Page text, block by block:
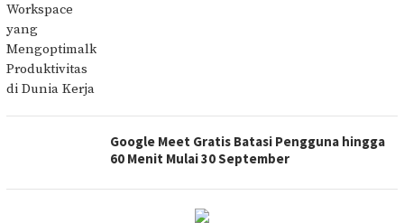
Google Meet Gratis Batasi Pengguna hingga
60 Menit Mulai 30 September